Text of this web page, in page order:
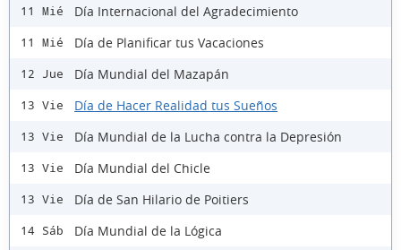
11 Mié Día Internacional del Agradecimiento
11 Mié Día de Planificar tus Vacaciones
12 Jue Día Mundial del Mazapán
13 Vie Día de Hacer Realidad tus Sueños
13 Vie Día Mundial de la Lucha contra la Depresión
13 Vie Día Mundial del Chicle
13 Vie Día de San Hilario de Poitiers
14 Sáb Día Mundial de la Lógica